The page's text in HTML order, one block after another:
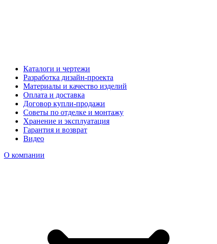
Каталоги и чертежи
Разработка дизайн-проекта
Материалы и качество изделий
Оплата и доставка
Договор купли-продажи
Советы по отделке и монтажу
Хранение и эксплуатация
Гарантия и возврат
Видео
О компании